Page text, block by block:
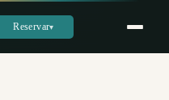
Reservar▾